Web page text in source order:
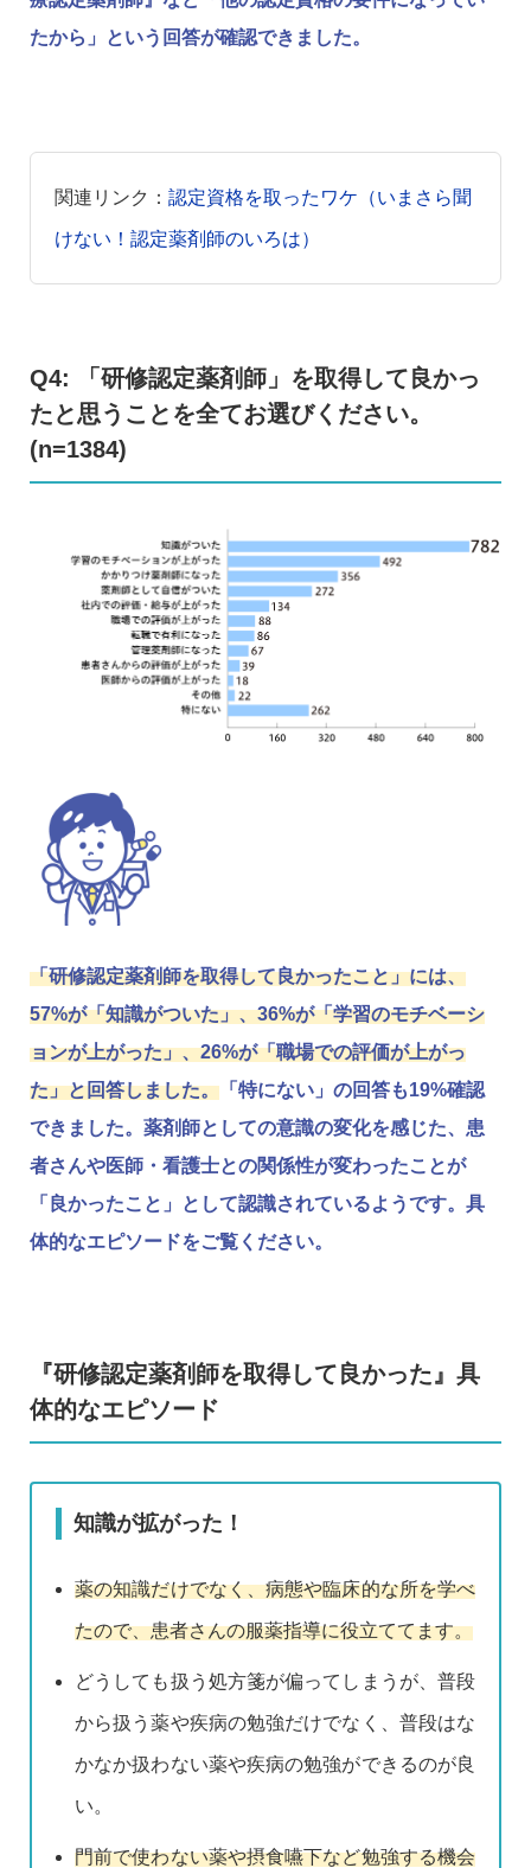
たから」という回答が確認できました。
関連リンク： 認定資格を取ったワケ（いまさら聞
けない！認定薬剤師のいろは）
Q4: 「研修認定薬剤師」を取得して良かっ
たと思うことを全てお選びください。
(n=1384)
「研修認定薬剤師を取得して良かったこと」には、
57%が「知識がついた」、36%が「学習のモチベーシ
ョンが上がった」、26%が「職場での評価が上がっ
た」と回答しました。 「特にない」の回答も19%確認
できました。薬剤師としての意識の変化を感じた、患
者さんや医師・看護士との関係性が変わったことが
「良かったこと」として認識されているようです。具
体的なエピソードをご覧ください。
『研修認定薬剤師を取得して良かった』具
体的なエピソード
知識が拡がった！
薬の知識だけでなく、病態や臨床的な所を学べ
たので、患者さんの服薬指導に役立ててます。
どうしても扱う処方箋が偏ってしまうが、普段
から扱う薬や疾病の勉強だけでなく、普段はな
かなか扱わない薬や疾病の勉強ができるのが良
い。
門前で使わない薬や摂食嚥下など勉強する機会